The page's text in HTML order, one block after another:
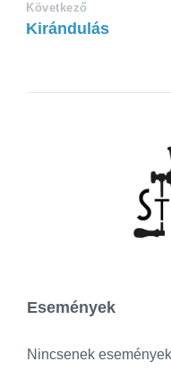
Következő
Kirándulás
Események
Nincsenek események